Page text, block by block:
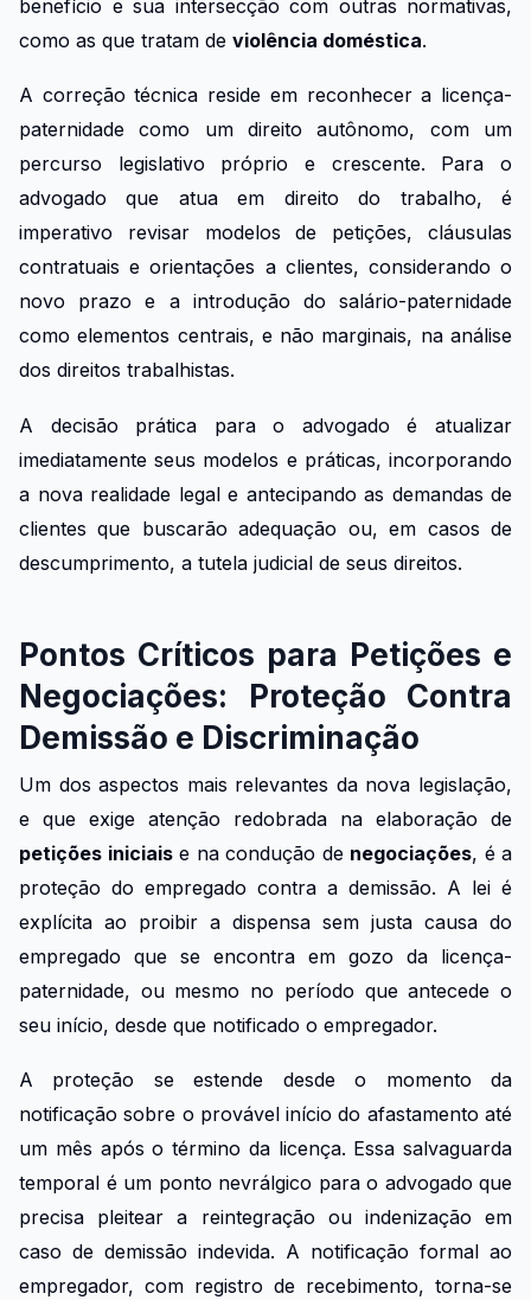
benefício e sua intersecção com outras normativas,
como as que tratam de violência doméstica.
A correção técnica reside em reconhecer a licença-
paternidade como um direito autônomo, com um
percurso legislativo próprio e crescente. Para o
advogado que atua em direito do trabalho, é
imperativo revisar modelos de petições, cláusulas
contratuais e orientações a clientes, considerando o
novo prazo e a introdução do salário-paternidade
como elementos centrais, e não marginais, na análise
dos direitos trabalhistas.
A decisão prática para o advogado é atualizar
imediatamente seus modelos e práticas, incorporando
a nova realidade legal e antecipando as demandas de
clientes que buscarão adequação ou, em casos de
descumprimento, a tutela judicial de seus direitos.
Pontos Críticos para Petições e
Negociações: Proteção Contra
Demissão e Discriminação
Um dos aspectos mais relevantes da nova legislação,
e que exige atenção redobrada na elaboração de
petições iniciaise na condução de negociações, é a
proteção do empregado contra a demissão. A lei é
explícita ao proibir a dispensa sem justa causa do
empregado que se encontra em gozo da licença-
paternidade, ou mesmo no período que antecede o
seu início, desde que notificado o empregador.
A proteção se estende desde o momento da
notificação sobre o provável início do afastamento até
um mês após o término da licença. Essa salvaguarda
temporal é um ponto nevrálgico para o advogado que
precisa pleitear a reintegração ou indenização em
caso de demissão indevida. A notificação formal ao
empregador, com registro de recebimento, torna-se